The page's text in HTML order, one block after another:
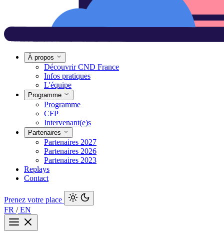
À propos
Découvrir CND France
Infos pratiques
L'équipe
Programme
Programme
CFP
Intervenant(e)s
Partenaires
Partenaires 2027
Partenaires 2026
Partenaires 2023
Replays
Contact
Prenez votre place
FR /EN